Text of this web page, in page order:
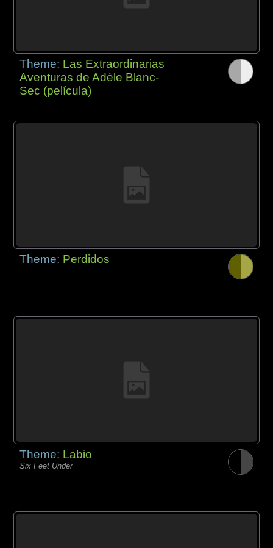
Theme: Las Extraordinarias
Aventuras de Adèle Blanc-
Sec (película)
Theme: Perdidos
Theme: Labio
Six Feet Under